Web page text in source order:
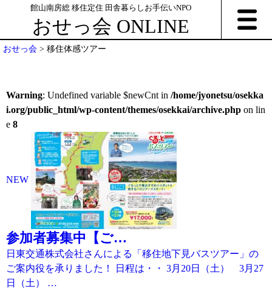
館山南房総 移住定住 田舎暮らしお手伝いNPO
おせっ会 ONLINE
おせっ会 > 移住体感ツアー
Warning: Undefined variable $newCnt in /home/jyonetsu/osekka
i.org/public_html/wp-content/themes/osekkai/archive.php on lin
e 8
NEW
参加者募集中【ご…
日東交通株式会社さんによる「移住地下見バスツアー」の
ご案内役を承りました！ 日程は・・ 3月20日（土） 3月27
日（土） …